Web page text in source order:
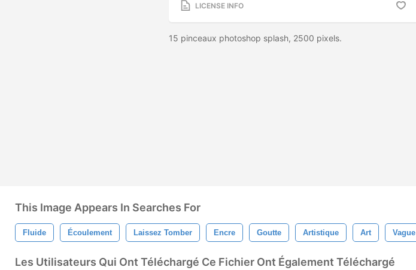
LICENSE INFO
15 pinceaux photoshop splash, 2500 pixels.
This Image Appears In Searches For
Fluide Écoulement Laissez Tomber Encre Goutte Artistique Art Vague
Les Utilisateurs Qui Ont Téléchargé Ce Fichier Ont Également Téléchargé